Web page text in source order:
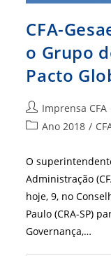
CFA-
o Grupo
Pacto
Autor
do
Imprensa CFA
Categoria
post:
Ano 2018 /
O
Administração
hoje, 9, no
Paulo (CRA-SP)
Governança,…